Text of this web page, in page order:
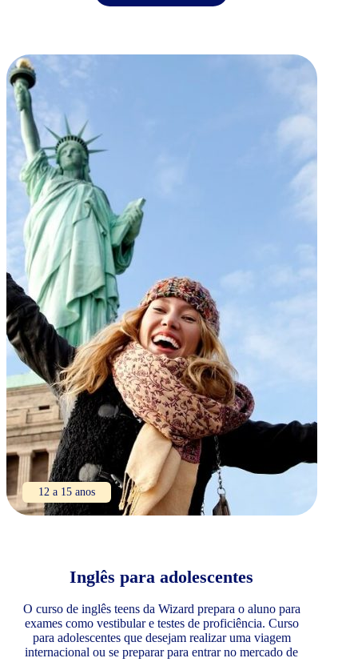
12 a 15 anos
Inglês para adolescentes
O curso de inglês teens da Wizard prepara o aluno para
exames como vestibular e testes de proficiência. Curso
para adolescentes que desejam realizar uma viagem
internacional ou se preparar para entrar no mercado de